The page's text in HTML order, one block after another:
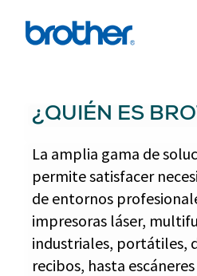
¿QUIÉN ES
La amplia gama de
permite satisfacer
de entornos
impresoras láser,
industriales, portátiles,
recibos, hasta